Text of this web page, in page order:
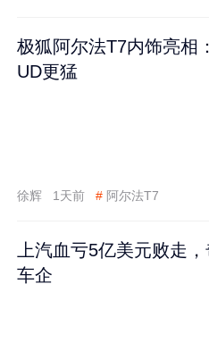
极狐阿尔法T7内饰亮相
UD更猛
徐辉 1天前 # 阿尔法T7
上汽血亏5亿美元败走
车企